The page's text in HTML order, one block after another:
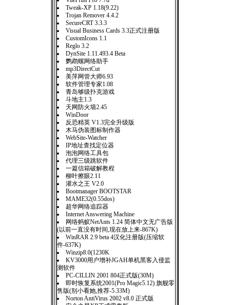
Tweak-XP 1.18(9.22)
Trojan Remover 4.4.2
SecureCRT 3.3.3
Visual Business Cards 3.3正式注册版
CustomIcons 1.1
Reglo 3.2
DynSite 1.11.493.4 Beta
鹦鹉螺网络助手
mp3DirectCut
美萍网管大师6.93
软件管理专家1.08
青岛够级扑克游戏
斗地主1.3
天网防火墙2.45
WinDoor
反恐精英 V1.3完全升级版
木马伪装图标制作器
WebSite-Watcher
IP地址查找定位器
泡泡网络工具包
代理三级跳软件
一篇信箱破解教程
柳叶擦眼2.11
灌水之王 V2.0
Bootmanager BOOTSTAR
MAME32(0.55dos)
超华网络追踪器
Internet Answering Machine
网络蚂蚁NetAnts 1.24 简体中文无广告版
(以前一直没有时间,现在放上来-867K)
WinRAR 2.9 beta 4汉化注册版(压缩软
件-637K)
Winzip8.0(1230K
KV3000用户增补JGAH单机黑客入侵监
测软件
PC-CILLIN 2001 804正式版(30M)
即时恢复系统2001(Pro Magic5.12) 旗舰零
售版(别小看她,推荐-5.33M)
Norton AntiVirus 2002 v8.0 正式版